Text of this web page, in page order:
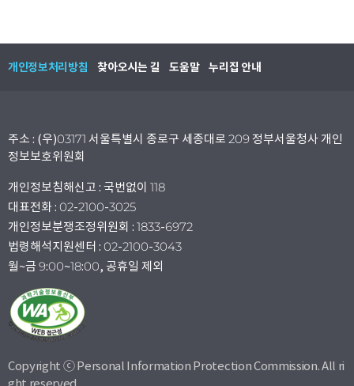
개인정보처리방침 찾아오시는 길 도움말 누리집 안내
주소 : (우)03171 서울특별시 종로구 세종대로 209 정부서울청사 개인
정보보호위원회
개인정보침해신고 : 국번없이 118
대표전화 : 02-2100-3025
개인정보분쟁조정위원회 : 1833-6972
법령해석지원센터 : 02-2100-3043
월~금 9:00~18:00, 공휴일 제외
Copyright ⓒ Personal Information Protection Commission. All ri
ght reserved.